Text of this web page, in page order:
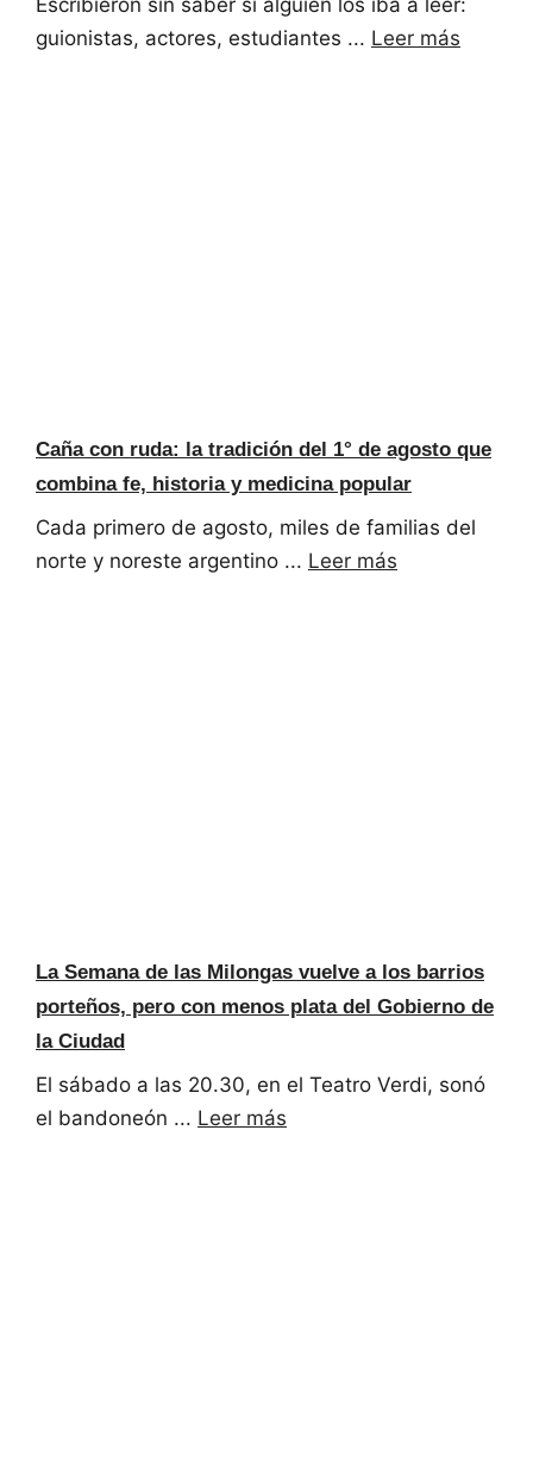
Escribieron sin saber si alguien los iba a leer:
guionistas, actores, estudiantes ... Leer más
Caña con ruda: la tradición del 1° de agosto que
combina fe, historia y medicina popular
Cada primero de agosto, miles de familias del
norte y noreste argentino ... Leer más
La Semana de las Milongas vuelve a los barrios
porteños, pero con menos plata del Gobierno de
la Ciudad
El sábado a las 20.30, en el Teatro Verdi, sonó
el bandoneón ... Leer más